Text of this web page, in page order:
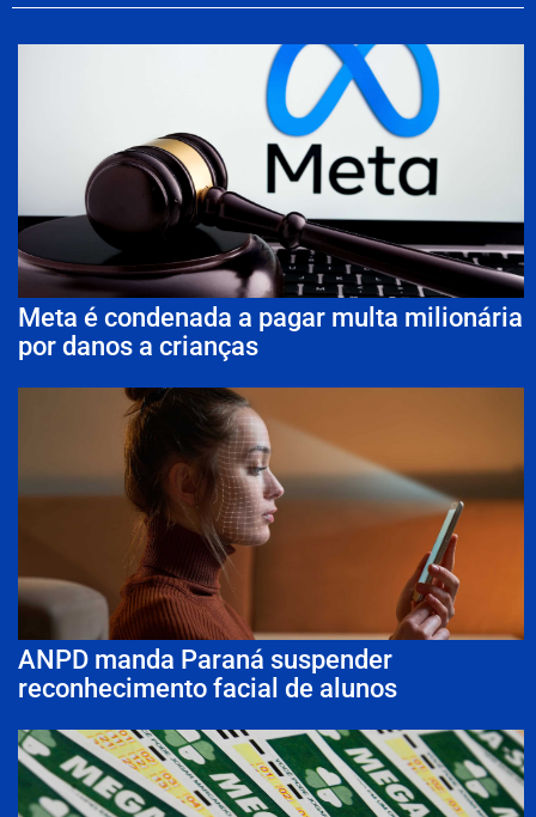
Meta é condenada a pagar multa milionária
por danos a crianças
ANPD manda Paraná suspender
reconhecimento facial de alunos